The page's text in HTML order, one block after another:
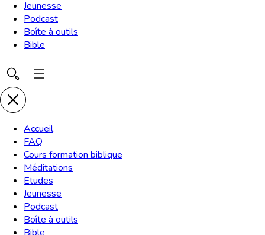
Jeunesse
Podcast
Boîte à outils
Bible
Accueil
FAQ
Cours formation biblique
Méditations
Etudes
Jeunesse
Podcast
Boîte à outils